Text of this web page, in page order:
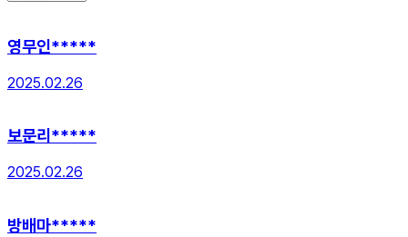
영무인*****
2025.02.26
보문리*****
2025.02.26
방배마*****